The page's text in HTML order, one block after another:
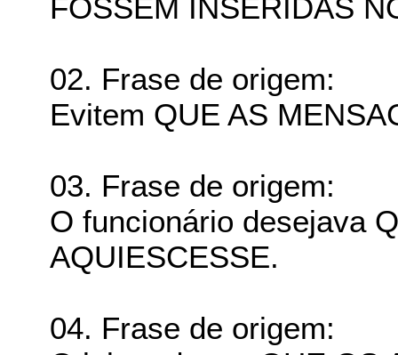
FOSSEM INSERIDAS
02. Frase de origem:
Evitem QUE AS
03. Frase de origem:
O funcionário desejava
AQUIESCESSE.
04. Frase de origem: